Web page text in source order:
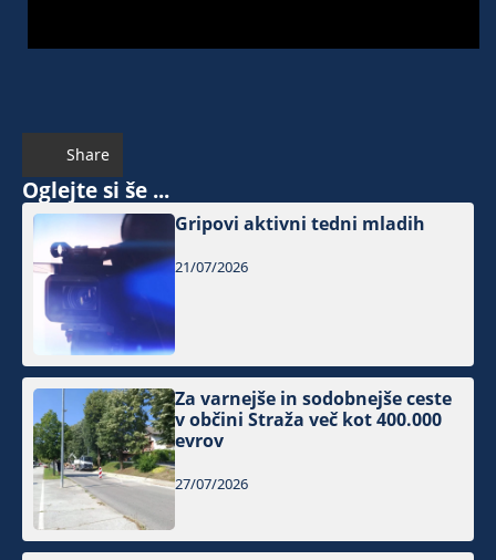
Share
Oglejte si še ...
Gripovi aktivni tedni mladih
21/07/2026
Za varnejše in sodobnejše ceste
v občini Straža več kot 400.000
evrov
27/07/2026